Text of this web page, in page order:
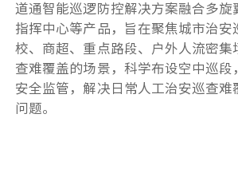
道通智能巡逻防控解决方案融合多旋
指挥中心等产品，旨在聚焦城市治安
校、商超、重点路段、户外人流密集
查难覆盖的场景，科学布设空中巡段
安全监管，解决日常人工治安巡查难
问题。